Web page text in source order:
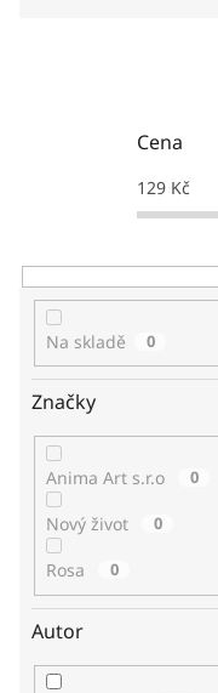
t
ů
Cena
129Kč
Na skladě 0
Značky
Anima Art s.r.o 0
Nový život 0
Rosa 0
Autor